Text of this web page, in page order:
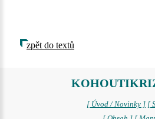
zpět do textů
[ Úvod / Novinky ] [